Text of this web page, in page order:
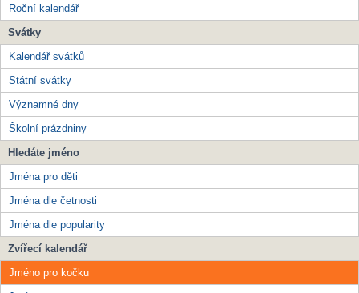
Roční kalendář
Svátky
Kalendář svátků
Státní svátky
Významné dny
Školní prázdniny
Hledáte jméno
Jména pro děti
Jména dle četnosti
Jména dle popularity
Zvířecí kalendář
Jméno pro kočku